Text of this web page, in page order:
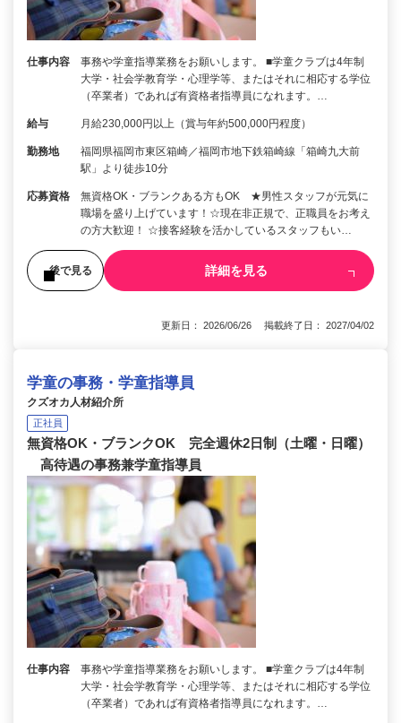
仕事内容
事務や学童指導業務をお願いします。 ■学童クラブは4年制
大学・社会学教育学・心理学等、またはそれに相応する学位
（卒業者）であれば有資格者指導員になれます。…
給与 月給230,000円以上（賞与年約500,000円程度）
勤務地
福岡県福岡市東区箱崎／福岡市地下鉄箱崎線「箱崎九大前
駅」より徒歩10分
応募資格
無資格OK・ブランクある方もOK ★男性スタッフが元気に
職場を盛り上げています！☆現在非正規で、正職員をお考え
の方大歓迎！ ☆接客経験を活かしているスタッフもい…
後で見る 詳細を見る
更新日： 2026/06/26 掲載終了日： 2027/04/02
学童の事務・学童指導員
クズオカ人材紹介所
正社員
無資格OK・ブランクOK 完全週休2日制（土曜・日曜）
高待遇の事務兼学童指導員
仕事内容
事務や学童指導業務をお願いします。 ■学童クラブは4年制
大学・社会学教育学・心理学等、またはそれに相応する学位
（卒業者）であれば有資格者指導員になれます。…